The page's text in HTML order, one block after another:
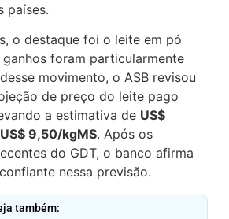
países.
o destaque foi o leite em pó
foram particularmente
movimento, o ASB revisou
de preço do leite pago
a estimativa de US$
9,50/kgMS. Após os
do GDT, o banco afirma
nessa previsão.
também: